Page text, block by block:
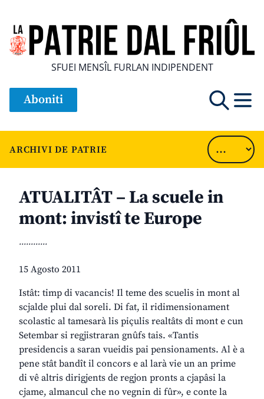
SFUEI MENSÎL FURLAN INDIPENDENT
Aboniti
ARCHIVI DE PATRIE
ATUALITÂT – La scuele in
mont: invistî te Europe
............
15 Agosto 2011
Istât: timp di vacancis! Il teme des scuelis in mont al
scjalde plui dal soreli. Di fat, il ridimensionament
scolastic al tamesarà lis piçulis realtâts di mont e cun
Setembar si regjistraran gnûfs tais. «Tantis
presidencis a saran vueidis pai pensionaments. Al è a
pene stât bandît il concors e al larà vie un an prime
di vê altris dirigjents de regjon pronts a cjapâsi la
cjame, almancul che no vegnin di fûr», e conte la